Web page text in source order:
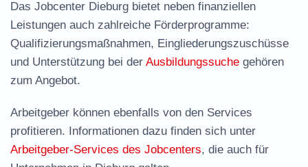
Das Jobcenter Dieburg bietet neben finanziellen
Leistungen auch zahlreiche Förderprogramme:
Qualifizierungsmaßnahmen, Eingliederungszuschüsse
und Unterstützung bei der Ausbildungssuche gehören
zum Angebot.
Arbeitgeber können ebenfalls von den Services
profitieren. Informationen dazu finden sich unter
Arbeitgeber-Services des Jobcenters, die auch für